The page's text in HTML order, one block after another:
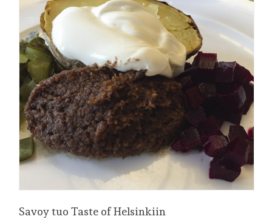
Savoy tuo Taste of Helsinkiin